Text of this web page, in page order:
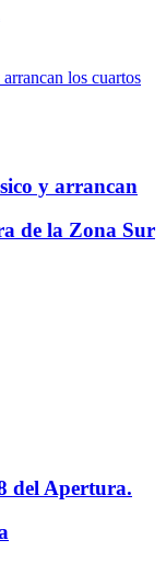
y arrancan
de la Zona Sur
del Apertura.